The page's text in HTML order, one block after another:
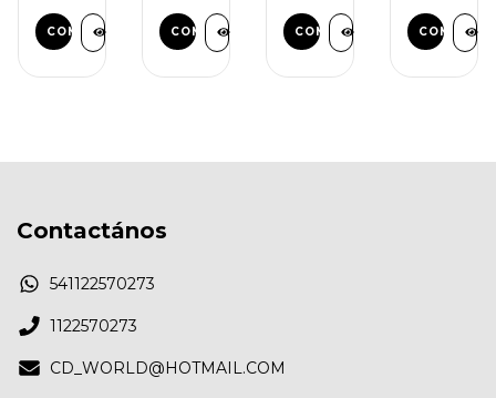
SWITCH)
COMPRAR
SWITCH)
Contactános
541122570273
1122570273
CD_WORLD@HOTMAIL.COM